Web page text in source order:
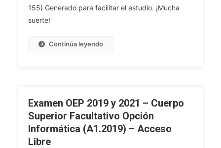
(A1.2019)
155) Generado para facilitar el estudio. ¡Mucha
suerte!
Continúa leyendo
Examen OEP 2019 y 2021 – Cuerpo
Superior Facultativo Opción
Informática (A1.2019) – Acceso
Libre